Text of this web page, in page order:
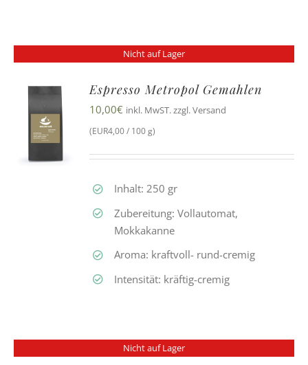
Nicht auf Lager
Espresso Metropol Gemahlen
10,00€ inkl. MwST. zzgl. Versand
(EUR4,00 / 100 g)
Inhalt: 250 gr
Zubereitung: Vollautomat,
Mokkakanne
Aroma: kraftvoll- rund-cremig
Intensität: kräftig-cremig
Nicht auf Lager